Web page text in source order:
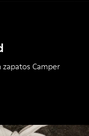
zapatos Camper